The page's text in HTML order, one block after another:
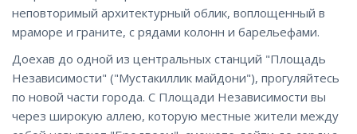
неповторимый архитектурный облик, воплощенный в
мраморе и граните, с рядами колонн и барельефами.
Доехав до одной из центральных станций "Площадь
Независимости" ("Мустакиллик майдони"), прогуляйтесь
по новой части города. С Площади Независимости вы
через широкую аллею, которую местные жители между